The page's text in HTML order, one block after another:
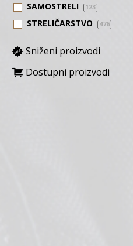
SAMOSTRELI 123
STRELIČARSTVO 476
Sniženi proizvodi
Dostupni proizvodi